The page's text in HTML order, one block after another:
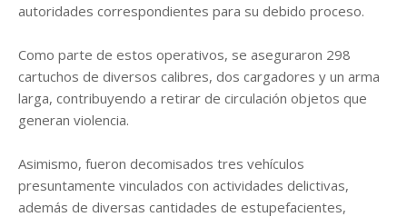
autoridades correspondientes para su debido proceso.
Como parte de estos operativos, se aseguraron 298
cartuchos de diversos calibres, dos cargadores y un arma
larga, contribuyendo a retirar de circulación objetos que
generan violencia.
Asimismo, fueron decomisados tres vehículos
presuntamente vinculados con actividades delictivas,
además de diversas cantidades de estupefacientes,